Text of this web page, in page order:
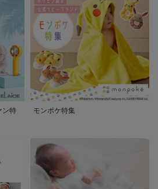
ン特
モンポケ特集